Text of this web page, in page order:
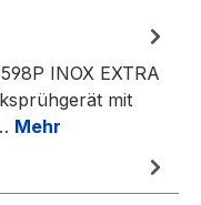
INOX EXTRA
mit
Mehr